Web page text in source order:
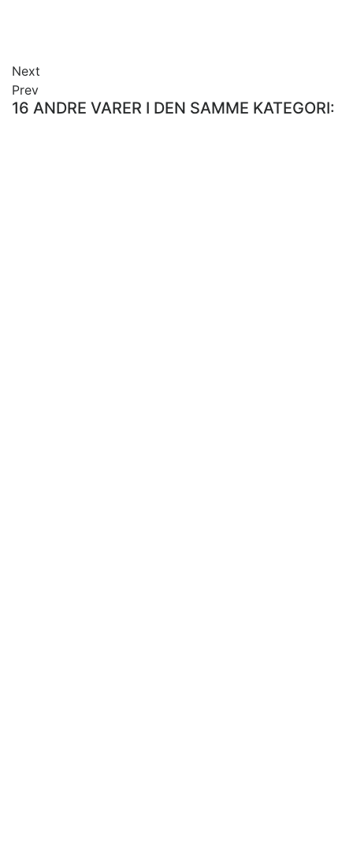
Next
Prev
16 ANDRE VARER I DEN SAMME KATEGORI: